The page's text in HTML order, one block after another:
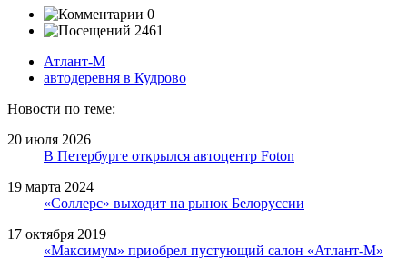
0
2461
Атлант-М
автодеревня в Кудрово
Новости по теме:
20 июля 2026
В Петербурге открылся автоцентр Foton
19 марта 2024
«Соллерс» выходит на рынок Белоруссии
17 октября 2019
«Максимум» приобрел пустующий салон «Атлант-М»